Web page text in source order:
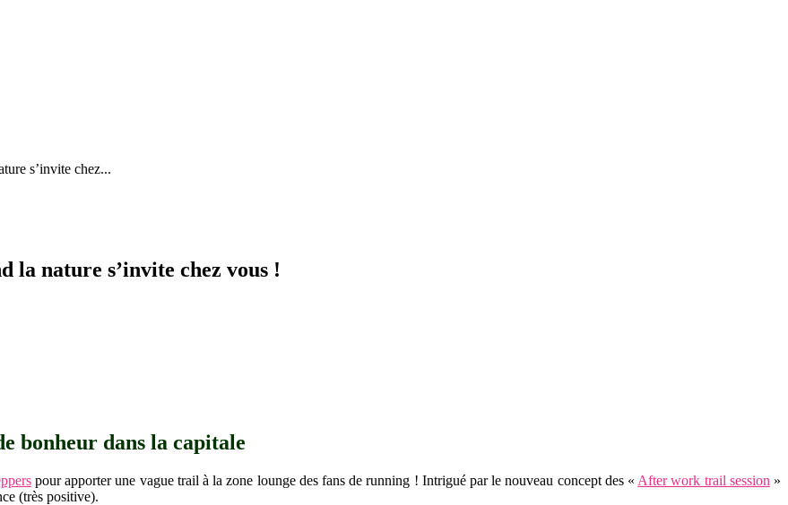
s’invite chez...
la nature s’invite chez vous !
bonheur dans la capitale
pour apporter une vague trail à la zone lounge des fans de running ! Intrigué par le nouveau concept des « After work trail session »
(très positive).